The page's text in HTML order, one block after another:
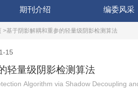
期刊介绍 编委风采
>基于阴影解耦和重参的轻量级阴影检测算法
15
轻量级阴影检测算法
Algorithm via Shadow Decoupling